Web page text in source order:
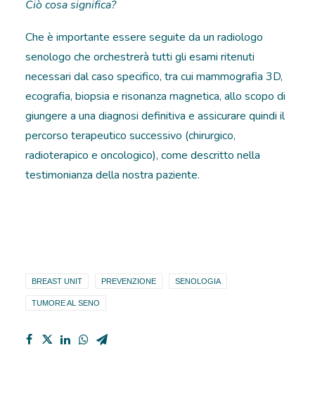
Ciò cosa significa?
Che è importante essere seguite da un radiologo
senologo che orchestrerà tutti gli esami ritenuti
necessari dal caso specifico, tra cui mammografia 3D,
ecografia, biopsia e risonanza magnetica, allo scopo di
giungere a una diagnosi definitiva e assicurare quindi il
percorso terapeutico successivo (chirurgico,
radioterapico e oncologico), come descritto nella
testimonianza della nostra paziente.
BREAST UNIT PREVENZIONE SENOLOGIA
TUMORE AL SENO